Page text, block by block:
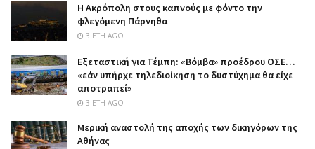
Η Ακρόπολη στους καπνούς με φόντο την
φλεγόμενη Πάρνηθα
3 ΈΤΗ AGO
Εξεταστική για Τέμπη: «Βόμβα» προέδρου ΟΣΕ…
«εάν υπήρχε τηλεδιοίκηση το δυστύχημα θα είχε
αποτραπεί»
3 ΈΤΗ AGO
Μερική αναστολή της αποχής των δικηγόρων της
Αθήνας